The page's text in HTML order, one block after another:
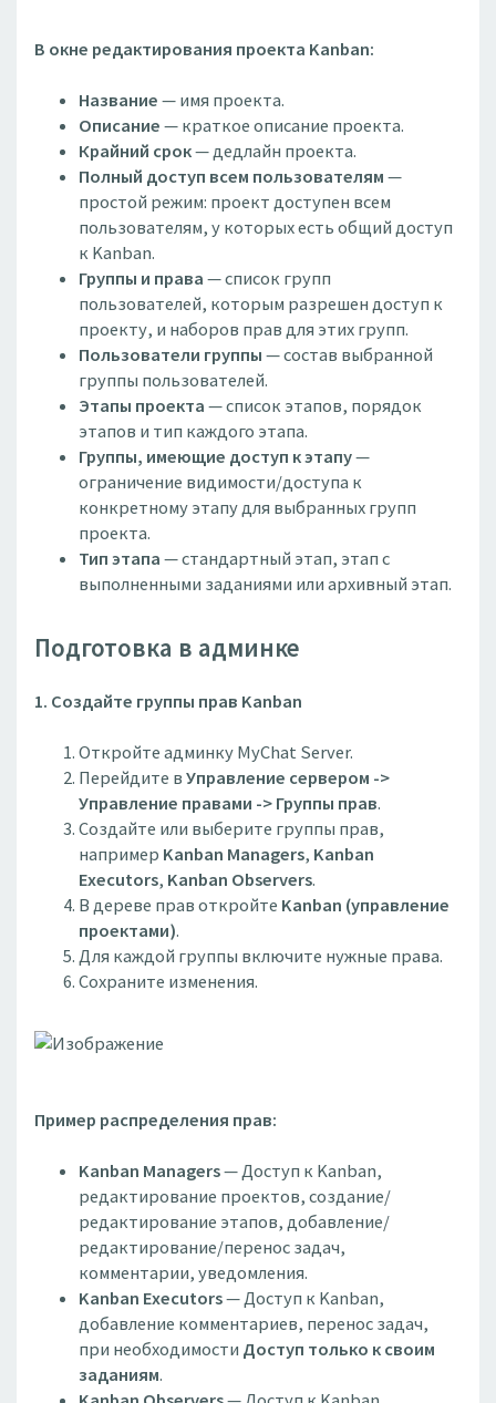
В окне редактирования проекта Kanban:
Название— имя проекта.
Описание— краткое описание проекта.
Крайний срок— дедлайн проекта.
Полный доступ всем пользователям—
простой режим: проект доступен всем
пользователям, у которых есть общий доступ
к Kanban.
Группы и права— список групп
пользователей, которым разрешен доступ к
проекту, и наборов прав для этих групп.
Пользователи группы— состав выбранной
группы пользователей.
Этапы проекта— список этапов, порядок
этапов и тип каждого этапа.
Группы, имеющие доступ к этапу—
ограничение видимости/доступа к
конкретному этапу для выбранных групп
проекта.
Тип этапа— стандартный этап, этап с
выполненными заданиями или архивный этап.
Подготовка в админке
1. Создайте группы прав Kanban
Откройте админку MyChat Server.
Перейдите вУправление сервером ->
Управление правами -> Группы прав.
Создайте или выберите группы прав,
например Kanban Managers, Kanban
Executors, Kanban Observers.
В дереве прав откройте Kanban (управление
проектами).
Для каждой группы включите нужные права.
Сохраните изменения.
Пример распределения прав:
Kanban Managers— Доступ к Kanban,
редактирование проектов, создание/
редактирование этапов, добавление/
редактирование/перенос задач,
комментарии, уведомления.
Kanban Executors— Доступ к Kanban,
добавление комментариев, перенос задач,
при необходимости Доступ только к своим
заданиям.